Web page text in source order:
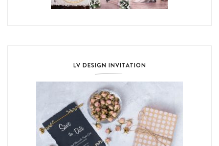
LV DESIGN INVITATION